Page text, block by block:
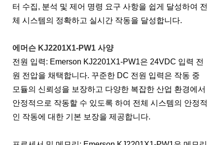
터 수집, 분석 및 제어 명령 요구 사항을 쉽게 달성하여 전
체 시스템의 정확하고 실시간 작동을 달성합니다.
에머슨 KJ2201X1-PW1 사양
전원 입력: Emerson KJ2201X1-PW1은 24VDC 입력 전
원 전압을 채택합니다. 꾸준한 DC 전원 입력은 작동 중
모듈의 신뢰성을 보장하고 다양한 복잡한 산업 환경에서
안정적으로 작동할 수 있도록 하여 전체 시스템의 안정적
인 작동에 대한 기본 보장을 제공합니다.